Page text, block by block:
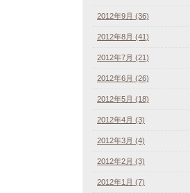
2012年9月 (36)
2012年8月 (41)
2012年7月 (21)
2012年6月 (26)
2012年5月 (18)
2012年4月 (3)
2012年3月 (4)
2012年2月 (3)
2012年1月 (7)